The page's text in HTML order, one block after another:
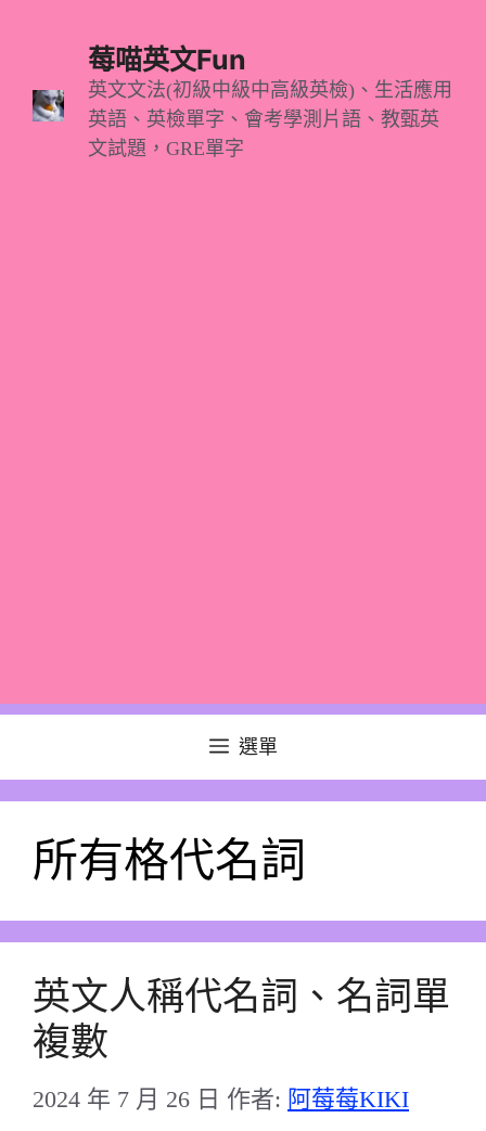
莓喵英文Fun
英文文法(初級中級中高級英檢)、生活應用
英語、英檢單字、會考學測片語、教甄英
文試題，GRE單字
選單
所有格代名詞
英文人稱代名詞、名詞單
複數
2024 年 7 月 26 日 作者: 阿莓莓KIKI